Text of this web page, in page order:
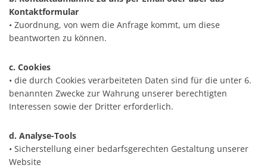
Kontaktformular
• Zuordnung, von wem die Anfrage kommt, um diese
beantworten zu können.
c. Cookies
• die durch Cookies verarbeiteten Daten sind für die unter 6.
benannten Zwecke zur Wahrung unserer berechtigten
Interessen sowie der Dritter erforderlich.
d. Analyse-Tools
• Sicherstellung einer bedarfsgerechten Gestaltung unserer
Website